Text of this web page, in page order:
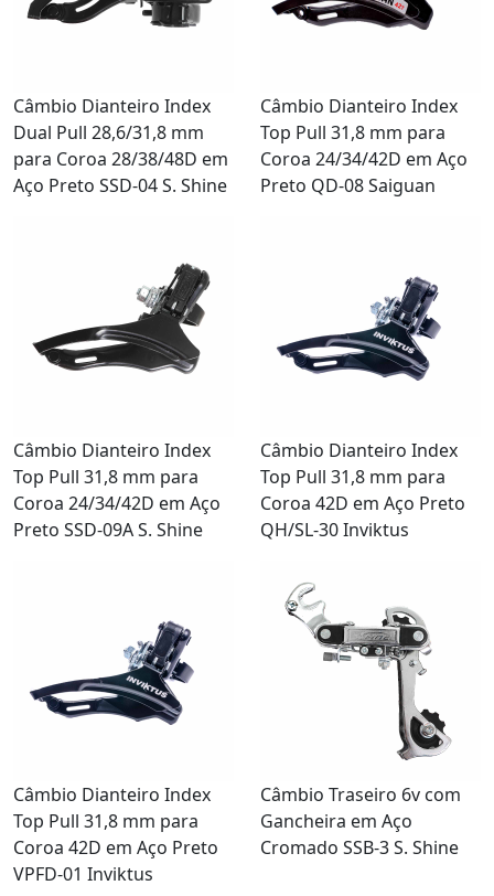
Câmbio Dianteiro Index
Dual Pull 28,6/31,8 mm
para Coroa 28/38/48D em
Aço Preto SSD-04 S. Shine
Câmbio Dianteiro Index
Top Pull 31,8 mm para
Coroa 24/34/42D em Aço
Preto QD-08 Saiguan
Câmbio Dianteiro Index
Top Pull 31,8 mm para
Coroa 24/34/42D em Aço
Preto SSD-09A S. Shine
Câmbio Dianteiro Index
Top Pull 31,8 mm para
Coroa 42D em Aço Preto
QH/SL-30 Inviktus
Câmbio Dianteiro Index
Top Pull 31,8 mm para
Coroa 42D em Aço Preto
VPFD-01 Inviktus
Câmbio Traseiro 6v com
Gancheira em Aço
Cromado SSB-3 S. Shine